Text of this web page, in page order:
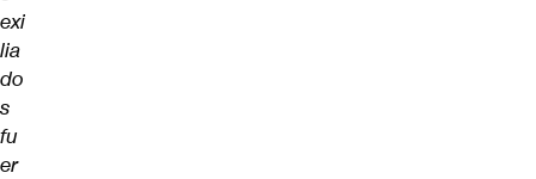
exi
lia
do
s
fu
er